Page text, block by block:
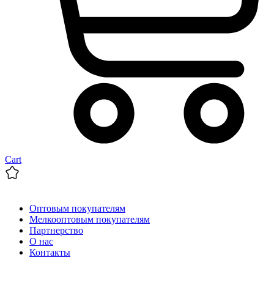
Cart
Оптовым покупателям
Мелкооптовым покупателям
Партнерство
О нас
Контакты